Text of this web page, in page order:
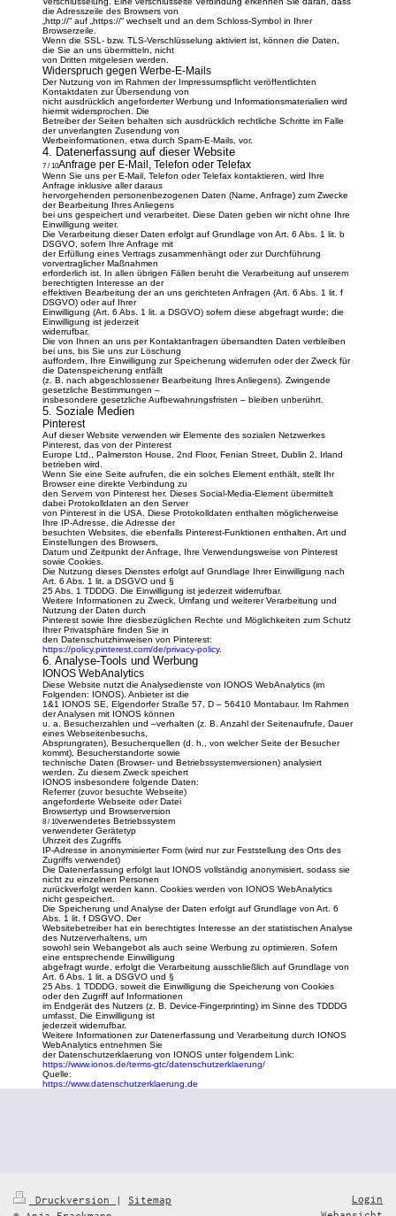
die Adresszeile des Browsers von
„http://“ auf „https://“ wechselt und an dem Schloss-Symbol in Ihrer
Browserzeile.
Wenn die SSL- bzw. TLS-Verschlüsselung aktiviert ist, können die Daten,
die Sie an uns übermitteln, nicht
von Dritten mitgelesen werden.
Widerspruch gegen Werbe-E-Mails
Der Nutzung von im Rahmen der Impressumspflicht veröffentlichten
Kontaktdaten zur Übersendung von
nicht ausdrücklich angeforderter Werbung und Informationsmaterialien wird
hiermit widersprochen. Die
Betreiber der Seiten behalten sich ausdrücklich rechtliche Schritte im Falle
der unverlangten Zusendung von
Werbeinformationen, etwa durch Spam-E-Mails, vor.
4. Datenerfassung auf dieser Website
7 / 10Anfrage per E-Mail, Telefon oder Telefax
Wenn Sie uns per E-Mail, Telefon oder Telefax kontaktieren, wird Ihre
Anfrage inklusive aller daraus
hervorgehenden personenbezogenen Daten (Name, Anfrage) zum Zwecke
der Bearbeitung Ihres Anliegens
bei uns gespeichert und verarbeitet. Diese Daten geben wir nicht ohne Ihre
Einwilligung weiter.
Die Verarbeitung dieser Daten erfolgt auf Grundlage von Art. 6 Abs. 1 lit. b
DSGVO, sofern Ihre Anfrage mit
der Erfüllung eines Vertrags zusammenhängt oder zur Durchführung
vorvertraglicher Maßnahmen
erforderlich ist. In allen übrigen Fällen beruht die Verarbeitung auf unserem
berechtigten Interesse an der
effektiven Bearbeitung der an uns gerichteten Anfragen (Art. 6 Abs. 1 lit. f
DSGVO) oder auf Ihrer
Einwilligung (Art. 6 Abs. 1 lit. a DSGVO) sofern diese abgefragt wurde; die
Einwilligung ist jederzeit
widerrufbar.
Die von Ihnen an uns per Kontaktanfragen übersandten Daten verbleiben
bei uns, bis Sie uns zur Löschung
auffordern, Ihre Einwilligung zur Speicherung widerrufen oder der Zweck für
die Datenspeicherung entfällt
(z. B. nach abgeschlossener Bearbeitung Ihres Anliegens). Zwingende
gesetzliche Bestimmungen –
insbesondere gesetzliche Aufbewahrungsfristen – bleiben unberührt.
5. Soziale Medien
Pinterest
Auf dieser Website verwenden wir Elemente des sozialen Netzwerkes
Pinterest, das von der Pinterest
Europe Ltd., Palmerston House, 2nd Floor, Fenian Street, Dublin 2, Irland
betrieben wird.
Wenn Sie eine Seite aufrufen, die ein solches Element enthält, stellt Ihr
Browser eine direkte Verbindung zu
den Servern von Pinterest her. Dieses Social-Media-Element übermittelt
dabei Protokolldaten an den Server
von Pinterest in die USA. Diese Protokolldaten enthalten möglicherweise
Ihre IP-Adresse, die Adresse der
besuchten Websites, die ebenfalls Pinterest-Funktionen enthalten, Art und
Einstellungen des Browsers,
Datum und Zeitpunkt der Anfrage, Ihre Verwendungsweise von Pinterest
sowie Cookies.
Die Nutzung dieses Dienstes erfolgt auf Grundlage Ihrer Einwilligung nach
Art. 6 Abs. 1 lit. a DSGVO und §
25 Abs. 1 TDDDG. Die Einwilligung ist jederzeit widerrufbar.
Weitere Informationen zu Zweck, Umfang und weiterer Verarbeitung und
Nutzung der Daten durch
Pinterest sowie Ihre diesbezüglichen Rechte und Möglichkeiten zum Schutz
Ihrer Privatsphäre finden Sie in
den Datenschutzhinweisen von Pinterest:
https://policy.pinterest.com/de/privacy-policy.
6. Analyse-Tools und Werbung
IONOS WebAnalytics
Diese Website nutzt die Analysedienste von IONOS WebAnalytics (im
Folgenden: IONOS). Anbieter ist die
1&1 IONOS SE, Elgendorfer Straße 57, D – 56410 Montabaur. Im Rahmen
der Analysen mit IONOS können
u. a. Besucherzahlen und –verhalten (z. B. Anzahl der Seitenaufrufe, Dauer
eines Webseitenbesuchs,
Absprungraten), Besucherquellen (d. h., von welcher Seite der Besucher
kommt), Besucherstandorte sowie
technische Daten (Browser- und Betriebssystemversionen) analysiert
werden. Zu diesem Zweck speichert
IONOS insbesondere folgende Daten:
Referrer (zuvor besuchte Webseite)
angeforderte Webseite oder Datei
Browsertyp und Browserversion
8 / 10verwendetes Betriebssystem
verwendeter Gerätetyp
Uhrzeit des Zugriffs
IP-Adresse in anonymisierter Form (wird nur zur Feststellung des Orts des
Zugriffs verwendet)
Die Datenerfassung erfolgt laut IONOS vollständig anonymisiert, sodass sie
nicht zu einzelnen Personen
zurückverfolgt werden kann. Cookies werden von IONOS WebAnalytics
nicht gespeichert.
Die Speicherung und Analyse der Daten erfolgt auf Grundlage von Art. 6
Abs. 1 lit. f DSGVO. Der
Websitebetreiber hat ein berechtigtes Interesse an der statistischen Analyse
des Nutzerverhaltens, um
sowohl sein Webangebot als auch seine Werbung zu optimieren. Sofern
eine entsprechende Einwilligung
abgefragt wurde, erfolgt die Verarbeitung ausschließlich auf Grundlage von
Art. 6 Abs. 1 lit. a DSGVO und §
25 Abs. 1 TDDDG, soweit die Einwilligung die Speicherung von Cookies
oder den Zugriff auf Informationen
im Endgerät des Nutzers (z. B. Device-Fingerprinting) im Sinne des TDDDG
umfasst. Die Einwilligung ist
jederzeit widerrufbar.
Weitere Informationen zur Datenerfassung und Verarbeitung durch IONOS
WebAnalytics entnehmen Sie
der Datenschutzerklaerung von IONOS unter folgendem Link:
https://www.ionos.de/terms-gtc/datenschutzerklaerung/
Quelle:
https://www.datenschutzerklaerung.de
Druckversion |
Sitemap
Login